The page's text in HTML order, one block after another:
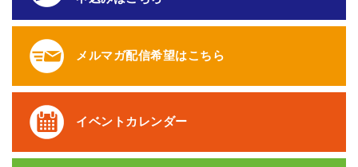
メルマガ配信希望はこちら
イベントカレンダー